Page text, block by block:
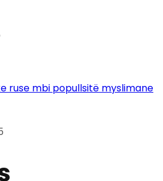
ruse mbi popullsitë myslimane